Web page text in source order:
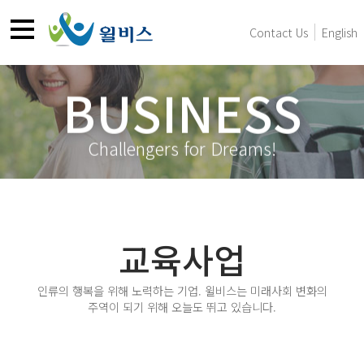
Contact Us English
BUSINESS
Challengers for Dreams!
교육사업
인류의 행복을 위해 노력하는 기업. 윌비스는 미래사회 변화의
주역이 되기 위해 오늘도 뛰고 있습니다.